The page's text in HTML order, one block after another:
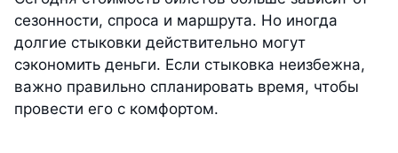
сезонности, спроса и маршрута. Но иногда
долгие стыковки действительно могут
сэкономить деньги. Если стыковка неизбежна,
важно правильно спланировать время, чтобы
провести его с комфортом.